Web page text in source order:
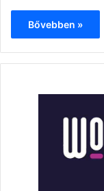
Bővebben »